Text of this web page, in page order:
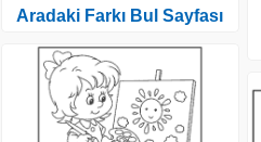
Aradaki Farkı Bul Sayfası